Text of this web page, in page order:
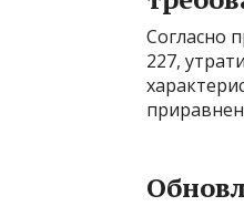
Согласно
227,